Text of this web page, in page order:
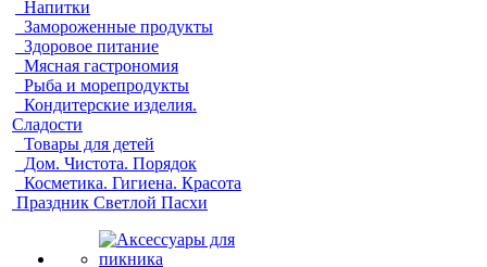
Напитки
Замороженные продукты
Здоровое питание
Мясная гастрономия
Рыба и морепродукты
Кондитерские изделия.
Сладости
Товары для детей
Дом. Чистота. Порядок
Косметика. Гигиена. Красота
Праздник Светлой Пасхи